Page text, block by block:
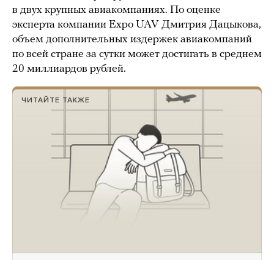
в двух крупных авиакомпаниях. По оценке
эксперта компании Expo UAV Дмитрия Дацыкова,
объем дополнительных издержек авиакомпаний
по всей стране за сутки может достигать в среднем
20 миллиардов рублей.
ЧИТАЙТЕ ТАКЖЕ